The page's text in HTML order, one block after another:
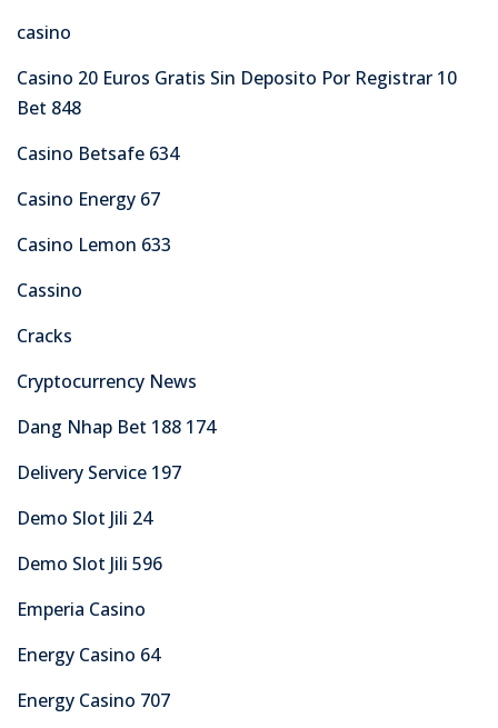
casino
Casino 20 Euros Gratis Sin Deposito Por Registrar 10
Bet 848
Casino Betsafe 634
Casino Energy 67
Casino Lemon 633
Cassino
Cracks
Cryptocurrency News
Dang Nhap Bet 188 174
Delivery Service 197
Demo Slot Jili 24
Demo Slot Jili 596
Emperia Casino
Energy Casino 64
Energy Casino 707